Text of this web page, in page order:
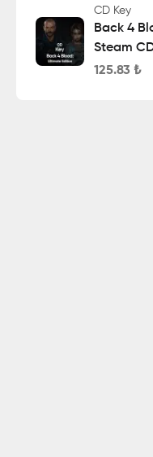
CD Key
Back 4
Steam
125.83 ₺